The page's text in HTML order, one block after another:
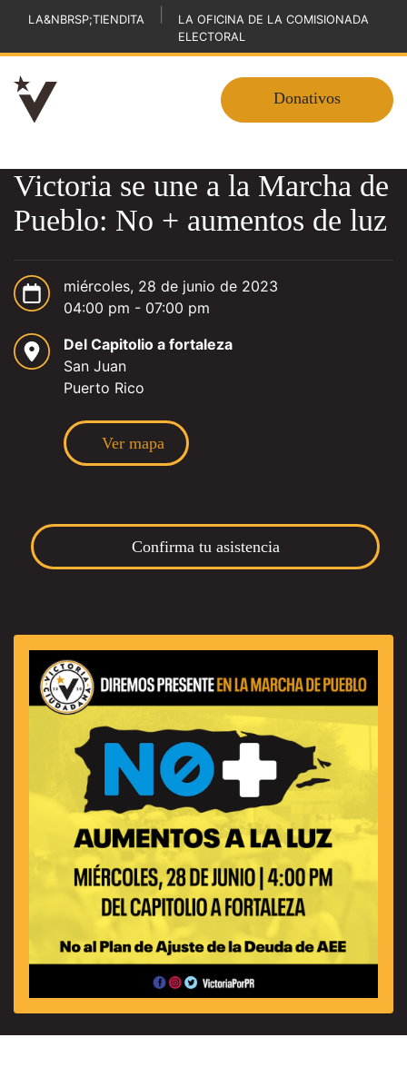
LA&NBRSP;TIENDITA
LA OFICINA DE LA COMISIONADA
ELECTORAL
Donativos
Victoria se une a la Marcha de
Pueblo: No + aumentos de luz
miércoles, 28 de junio de 2023
04:00 pm - 07:00 pm
Del Capitolio a fortaleza
San Juan
Puerto Rico
Ver mapa
Confirma tu asistencia